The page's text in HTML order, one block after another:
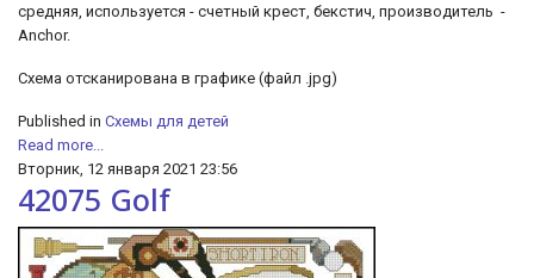
средняя, используется - счетный крест, бекстич, производитель -
Anchor.
Cхема отсканирована в графике (файл .jpg)
Published in Схемы для детей
Read more...
Вторник, 12 января 2021 23:56
42075 Golf